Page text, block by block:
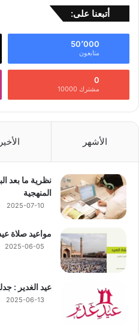
أتبعنا على:
50٬000
متابعون
0
مشترك 10000
الأشهر
نظرية ما بعد
المنهجية
2025-07-10
مواعيد صلاة
2025-06-05
عيد الغدير :
2025-06-13